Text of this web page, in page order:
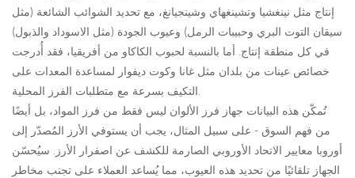
إنتاج مثل نينغشيا وتشينغهاي وشينجيانغ، مع تحديد الشوائب الشائعة (مثل
سيقان التوت البري وحبيبات الرمل) وعيوب الجودة (مثل الاسوداد والذبول)
في كل منطقة إنتاج. أما بالنسبة لحبوب الكاكاو من أفريقيا، فقد أُدرجت
خصائص عينات من بلدان مثل غانا وكوت ديفوار لمساعدة المعدات على
التكيف بسرعة مع متطلبات الفرز المحلية.
تُمكّن هذه البيانات جهاز فرز الألوان ليس فقط من فرز المواد، بل أيضًا
من فهم السوق - على سبيل المثال، يجب أن يستوفي الأرز المُصدّر إلى
أوروبا معايير الاتحاد الأوروبي الصارمة للكشف عن اصفرار الأرز. سيُحسّن
الجهاز تلقائيًا من تحديد هذه العيوب، مما يُساعد العملاء على تجنب مخاطر